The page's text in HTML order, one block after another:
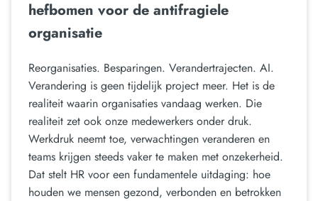
hefbomen voor de antifragiele
organisatie
Reorganisaties. Besparingen. Verandertrajecten. AI.
Verandering is geen tijdelijk project meer. Het is de
realiteit waarin organisaties vandaag werken. Die
realiteit zet ook onze medewerkers onder druk.
Werkdruk neemt toe, verwachtingen veranderen en
teams krijgen steeds vaker te maken met onzekerheid.
Dat stelt HR voor een fundamentele uitdaging: hoe
houden we mensen gezond, verbonden en betrokken